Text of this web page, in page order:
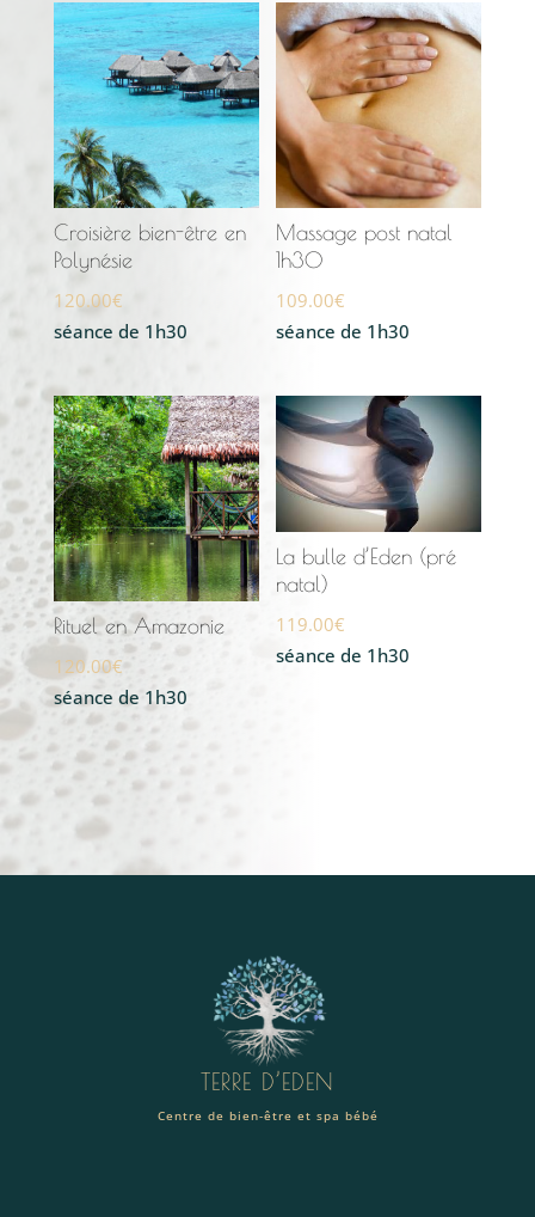
Croisière bien-être en
Polynésie
120.00€
séance de 1h30
Massage post natal
1h30
109.00€
séance de 1h30
Rituel en Amazonie
120.00€
séance de 1h30
La bulle d’Eden (pré
natal)
119.00€
séance de 1h30
TERRE D’EDEN
Centre de bien-être et spa bébé